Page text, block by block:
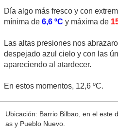
Día algo más fresco y con
mínima de 6,6 ºC y máxima de
Las altas presiones nos
despejado azul cielo y con las
apareciendo al atardecer.
En estos momentos, 12,6 ºC.
Ubicación: Barrio Bilbao, en el este
as y Pueblo Nuevo.